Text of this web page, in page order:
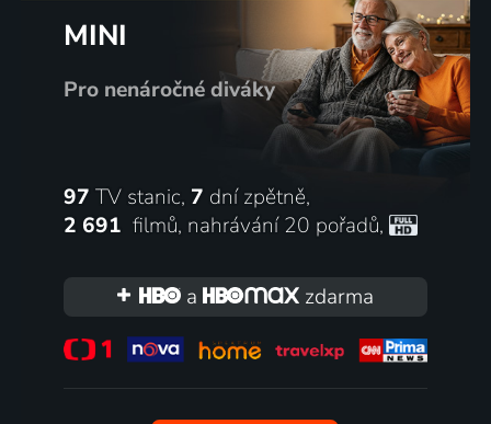
MINI
Pro nenáročné diváky
97 TV stanic, 7 dní zpětně,
2 691 filmů, nahrávání 20 pořadů,
a zdarma